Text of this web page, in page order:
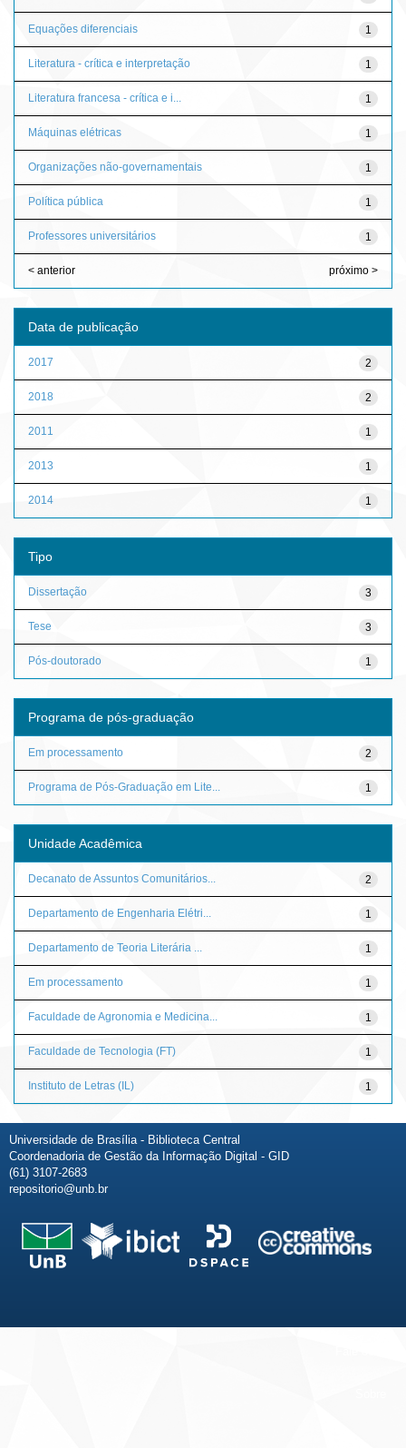
1
Equações diferenciais
1
Literatura - crítica e interpretação
1
Literatura francesa - crítica e i...
1
Máquinas elétricas
1
Organizações não-governamentais
1
Política pública
1
Professores universitários
< anterior próximo >
Data de publicação
2
2017
2
2018
1
2011
1
2013
1
2014
Tipo
3
Dissertação
3
Tese
1
Pós-doutorado
Programa de pós-graduação
2
Em processamento
1
Programa de Pós-Graduação em Lite...
Unidade Acadêmica
2
Decanato de Assuntos Comunitários...
1
Departamento de Engenharia Elétri...
1
Departamento de Teoria Literária ...
1
Em processamento
1
Faculdade de Agronomia e Medicina...
1
Faculdade de Tecnologia (FT)
1
Instituto de Letras (IL)
Universidade de Brasília - Biblioteca Central
Coordenadoria de Gestão da Informação Digital - GID
(61) 3107-2683
repositorio@unb.br